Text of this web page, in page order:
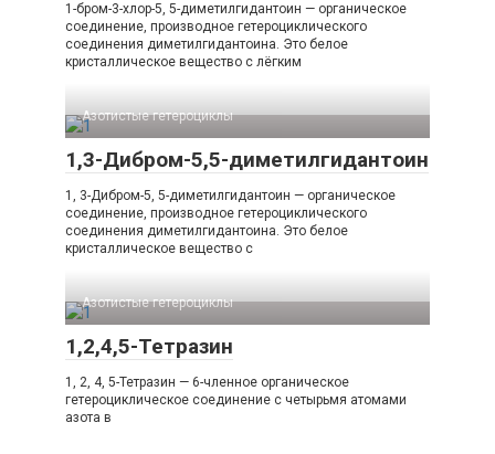
1-бром-3-хлор-5, 5-диметилгидантоин — органическое
соединение, производное гетероциклического
соединения диметилгидантоина. Это белое
кристаллическое вещество с лёгким
Азотистые гетероциклы‎
1,3-Дибром-5,5-диметилгидантоин
1, 3-Дибром-5, 5-диметилгидантоин — органическое
соединение, производное гетероциклического
соединения диметилгидантоина. Это белое
кристаллическое вещество с
Азотистые гетероциклы‎
1,2,4,5-Тетразин
1, 2, 4, 5-Тетразин — 6-членное органическое
гетероциклическое соединение с четырьмя атомами
азота в